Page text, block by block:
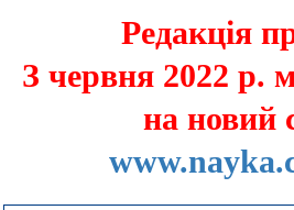
Редакція
З червня 2022 р.
на новий